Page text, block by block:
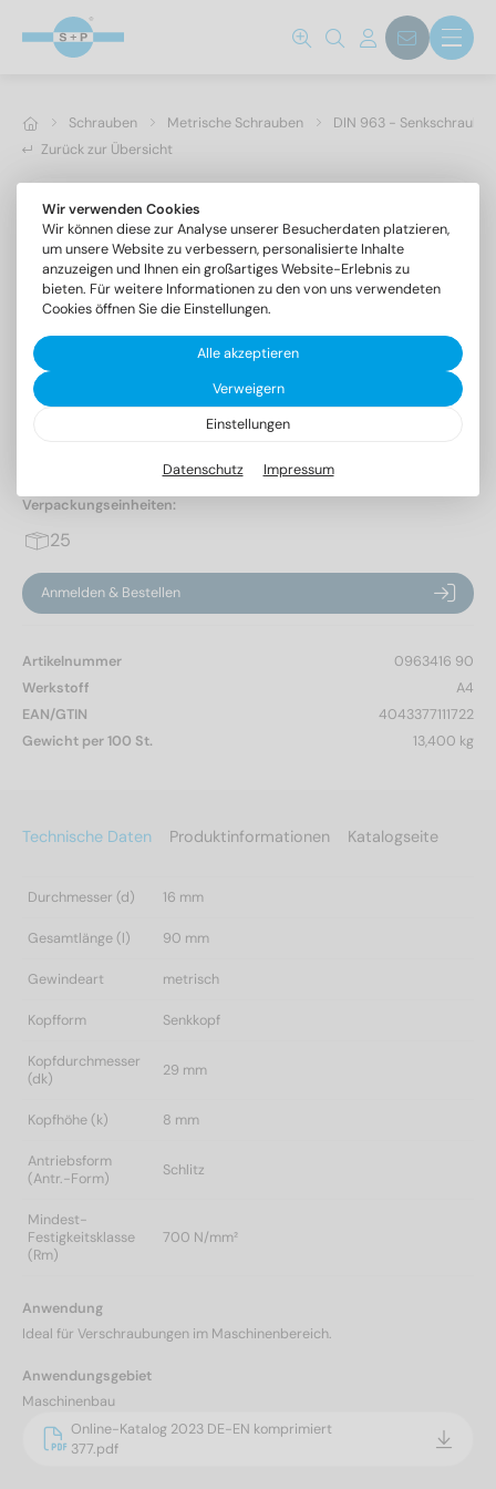
Schrauben Metrische Schrauben
DIN 963 -
Zurück zur Übersicht
DIN 963 A4 M 16X90
Senkschrauben mit Schlitz
Verpackungseinheiten:
25
Anmelden & Bestellen
Artikelnummer
0963416 90
Werkstoff
A4
EAN/GTIN
4043377111722
Gewicht per 100 St.
13,400 kg
Technische Daten Produktinformationen Katalogseite
Durchmesser (d) 16 mm
Gesamtlänge (l) 90 mm
Gewindeart metrisch
Kopfform Senkkopf
Kopfdurchmesser
(dk)
29 mm
Kopfhöhe (k) 8 mm
Antriebsform
(Antr.-Form)
Schlitz
Mindest-
Festigkeitsklasse
(Rm)
700 N/mm²
Anwendung
Ideal für Verschraubungen im Maschinenbereich.
Anwendungsgebiet
Maschinenbau
Online-Katalog 2023 DE-EN komprimiert
377.pdf
Wir verwenden Cookies
Wir können diese zur Analyse unserer Besucherdaten platzieren,
um unsere Website zu verbessern, personalisierte Inhalte
anzuzeigen und Ihnen ein großartiges Website-Erlebnis zu
bieten. Für weitere Informationen zu den von uns verwendeten
Cookies öffnen Sie die Einstellungen.
Alle akzeptieren
Verweigern
Einstellungen
Datenschutz Impressum